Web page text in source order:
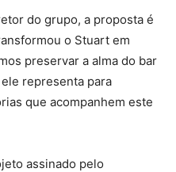
do grupo, a proposta é
o Stuart em
preservar a alma do bar
representa para
que acompanhem este
assinado pelo